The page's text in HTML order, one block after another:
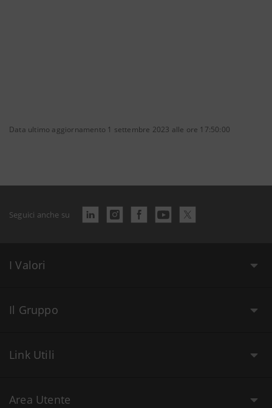
Data ultimo aggiornamento 1 settembre 2023 alle ore 17:50:00
Seguici anche su
I Valori
Il Gruppo
Link Utili
Area Utente